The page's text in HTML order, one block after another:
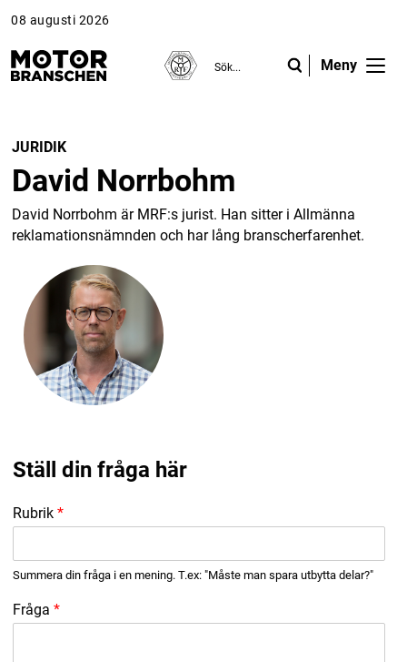
08 augusti 2026
Meny
Reportage
Krönikor
Kontakt
JURIDIK
David Norrbohm
David Norrbohm är MRF:s jurist. Han sitter i Allmänna
reklamationsnämnden och har lång branscherfarenhet.
Ställ din fråga här
Rubrik *
Summera din fråga i en mening. T.ex: "Måste man spara utbytta delar?"
Fråga *